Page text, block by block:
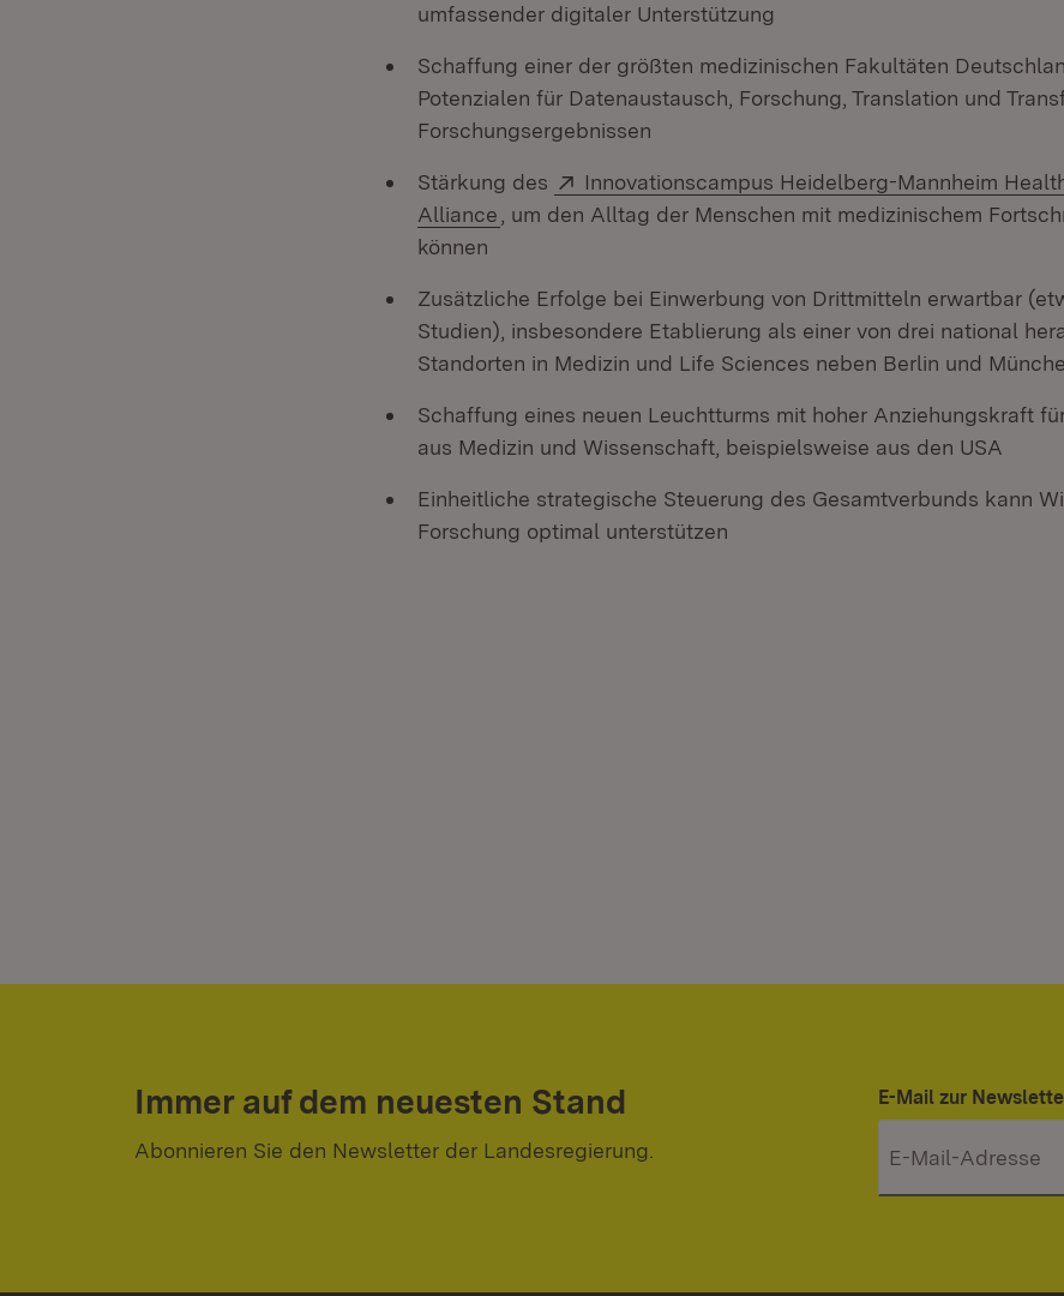
umfassender digitaler Unterstützung
Schaffung einer der größten medizinischen Fakultäten
Potenzialen für Datenaustausch, Forschung, Translation und
Forschungsergebnissen
Stärkung des Extern:
Innovationscampus Heidelberg-Mannheim
Alliance (Öffnet in neuem Fenster)
, um den Alltag der Menschen mit medizinischem
können
Zusätzliche Erfolge bei Einwerbung von Drittmitteln erwartbar
Studien), insbesondere Etablierung als einer von drei national
Standorten in Medizin und Life Sciences neben Berlin und
Schaffung eines neuen Leuchtturms mit hoher Anziehungskraft
aus Medizin und Wissenschaft, beispielsweise aus den USA
Einheitliche strategische Steuerung des Gesamtverbunds kann
Forschung optimal unterstützen
Immer auf dem neuesten Stand
Abonnieren Sie den Newsletter der Landesregierung.
E-Mail zur